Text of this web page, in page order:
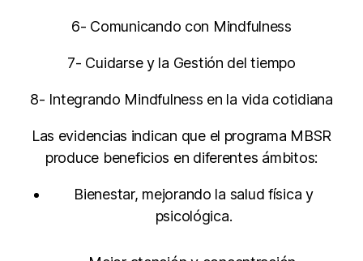
6- Comunicando con Mindfulness
7- Cuidarse y la Gestión del tiempo
8- Integrando Mindfulness en la vida cotidiana
Las evidencias indican que el programa MBSR
produce beneficios en diferentes ámbitos:
Bienestar, mejorando la salud física y
psicológica.